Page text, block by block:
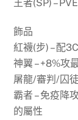
王者(SP) –
飾品
紅襪(步) – 配
神翼 – +8%攻
屠龍/審判/囚
霸者 – 免疫降
的屬性